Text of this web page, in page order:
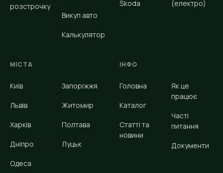
розстрочку
Викуп авто
Калькулятор
Škoda
(електро)
МІСТА
Київ
Львів
Харків
Дніпро
Одеса
Запоріжжя
Житомир
Полтава
Луцьк
ІНФО
Головна
Каталог
Статті та
новини
Як це
працює
Часті
питання
Документи